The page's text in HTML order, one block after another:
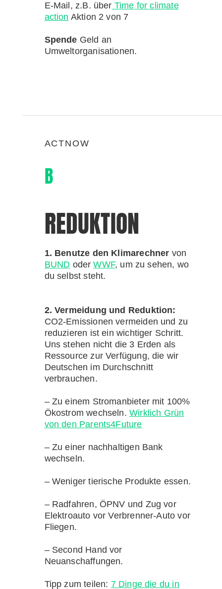
E-Mail, z.B. über Time for climate
action Aktion 2 von 7
Spende Geld an
Umweltorganisationen.
ACTNOW
B
REDUKTION
1. Benutze den Klimarechner von
BUND oderWWF, um zu sehen, wo
du selbst steht.
2. Vermeidung und Reduktion:
CO2-Emissionen vermeiden und zu
reduzieren ist ein wichtiger Schritt.
Uns stehen nicht die 3 Erden als
Ressource zur Verfügung, die wir
Deutschen im Durchschnitt
verbrauchen.
– Zu einem Stromanbieter mit 100%
Ökostrom wechseln.Wirklich Grün
von den Parents4Future
– Zu einer nachhaltigen Bank
wechseln.
– Weniger tierische Produkte essen.
– Radfahren, ÖPNV und Zug vor
Elektroauto vor Verbrenner-Auto vor
Fliegen.
– Second Hand vor
Neuanschaffungen.
Tipp zum teilen: 7 Dinge die du in